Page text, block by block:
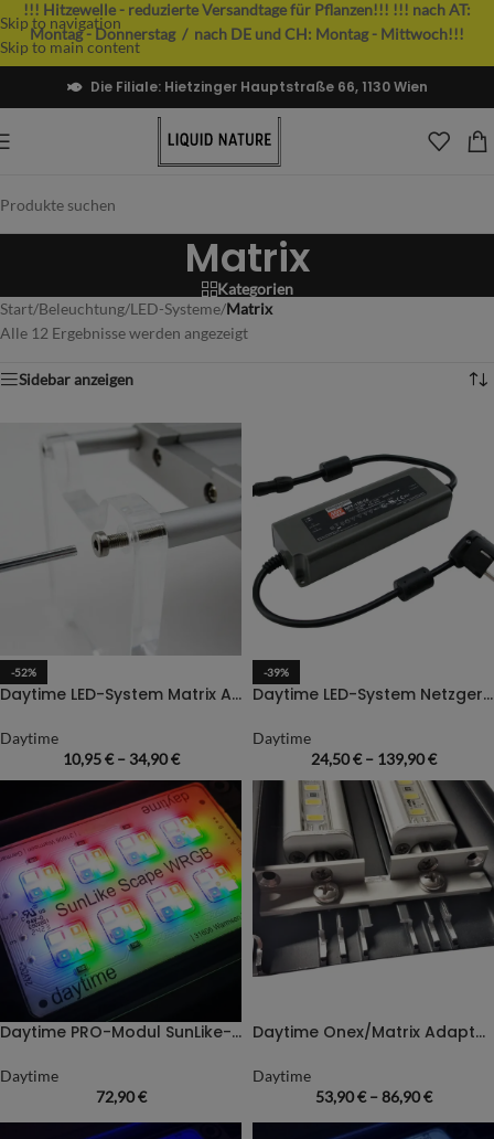
Skip to navigation
Skip to main content
!!! Hitzewelle - reduzierte Versandtage für Pflanzen!!! !!! nach AT:
Montag - Donnerstag / nach DE und CH: Montag - Mittwoch!!!
Die Filiale: Hietzinger Hauptstraße 66, 1130 Wien
Matrix
Kategorien
Start/Beleuchtung/LED-Systeme/Matrix
Alle 12 Ergebnisse werden angezeigt
Sidebar anzeigen
-52%
Daytime LED-System Matrix Adaptersets (Montage und Aufhängung)
Daytime
10,95€– 34,90€
-39%
Daytime LED-System Netzgerät/Converter 24 Volt
Daytime
24,50€– 139,90€
Daytime PRO-Modul SunLike-Scape WRGB
Daytime
72,90€
Daytime Onex/Matrix Adapterprofil für Juwel-Aquarien
Daytime
53,90€–86,90€